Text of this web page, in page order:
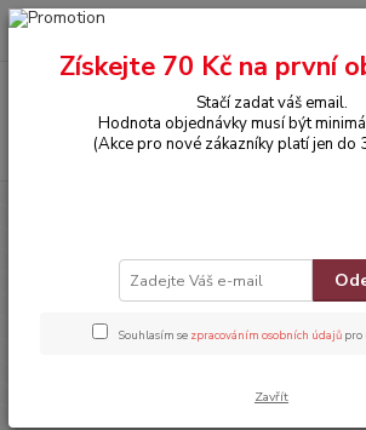
Šatičky
Získejte 70 Kč na první
Stačí zadat váš email.
Hodnota objednávky musí být
(Akce pro nové zákazníky platí jen do
Souhlasím se zpracováním osobních údajů pro
Zavřít